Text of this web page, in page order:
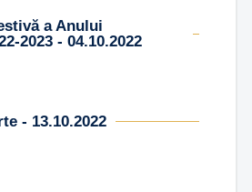
a Anului
2023 - 04.10.2022
- 13.10.2022